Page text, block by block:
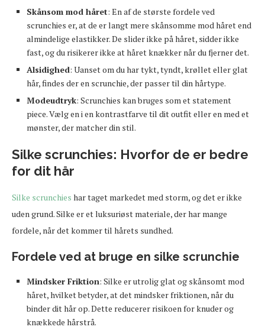
Skånsom mod håret: En af de største fordele ved
scrunchies er, at de er langt mere skånsomme mod håret end
almindelige elastikker. De slider ikke på håret, sidder ikke
fast, og du risikerer ikke at håret knækker når du fjerner det.
Alsidighed: Uanset om du har tykt, tyndt, krøllet eller glat
hår, findes der en scrunchie, der passer til din hårtype.
Modeudtryk: Scrunchies kan bruges som et statement
piece. Vælg en i en kontrastfarve til dit outfit eller en med et
mønster, der matcher din stil.
Silke scrunchies: Hvorfor de er bedre
for dit hår
Silke scrunchies har taget markedet med storm, og det er ikke
uden grund. Silke er et luksuriøst materiale, der har mange
fordele, når det kommer til hårets sundhed.
Fordele ved at bruge en silke scrunchie
Mindsker Friktion: Silke er utrolig glat og skånsomt mod
håret, hvilket betyder, at det mindsker friktionen, når du
binder dit hår op. Dette reducerer risikoen for knuder og
knækkede hårstrå.